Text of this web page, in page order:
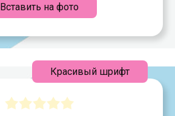
Вставить на фото
Красивый шрифт